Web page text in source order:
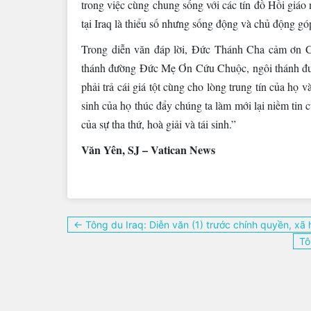
trong việc cùng chung sống với các tín đồ Hồi
tại Iraq là thiểu số nhưng sống động và chủ động
Trong diễn văn đáp lời, Đức Thánh Cha cảm ơn
thánh đường Đức Mẹ Ơn Cứu Chuộc, ngôi thánh
phải trả cái giá tột cùng cho lòng trung tín của họ
sinh của họ thúc đẩy chúng ta làm mới lại niềm tin
của sự tha thứ, hoà giải và tái sinh.”
Văn Yên, SJ – Vatican News
Điều
hướng
← Tông du Iraq: Diễn văn (1) trước chính quyền, xã